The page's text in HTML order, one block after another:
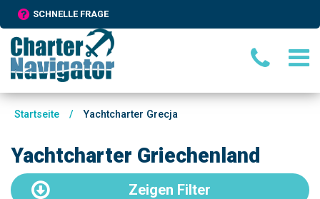
SCHNELLE FRAGE
Startseite / Yachtcharter Grecja
Yachtcharter Griechenland
Zeigen Filter